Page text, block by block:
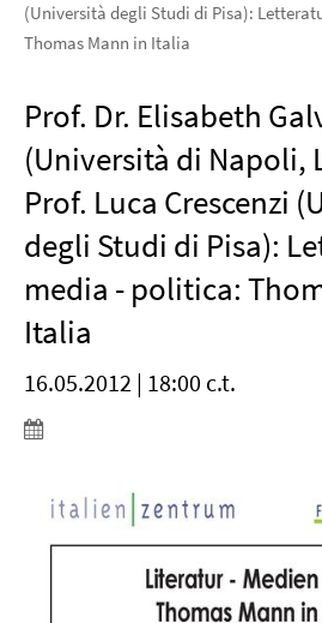
(Università degli Studi di Pisa):
Thomas Mann in Italia
Prof. Dr. Elisabeth
(Università di Napoli,
Prof. Luca Crescenzi
degli Studi di Pisa):
media - politica:
Italia
16.05.2012 | 18:00 c.t.